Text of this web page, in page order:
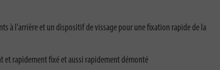
à l'arrière et un dispositif de vissage pour une fixation rapide de la
rapidement fixé et aussi rapidement démonté